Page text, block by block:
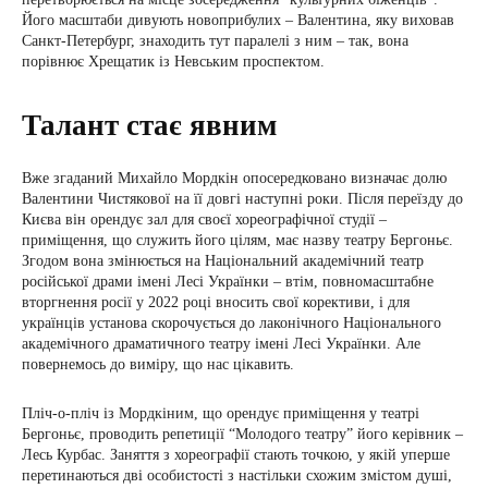
Його масштаби дивують новоприбулих – Валентина, яку виховав
Санкт-Петербург, знаходить тут паралелі з ним – так, вона
порівнює Хрещатик із Невським проспектом.
Талант стає явним
Вже згаданий Михайло Мордкін опосередковано визначає долю
Валентини Чистякової на її довгі наступні роки. Після переїзду до
Києва він орендує зал для своєї хореографічної студії –
приміщення, що служить його цілям, має назву театру Бергоньє.
Згодом вона змінюється на Національний академічний театр
російської драми імені Лесі Українки – втім, повномасштабне
вторгнення росії у 2022 році вносить свої корективи, і для
українців установа скорочується до лаконічного Національного
академічного драматичного театру імені Лесі Українки. Але
повернемось до виміру, що нас цікавить.
Пліч-о-пліч із Мордкіним, що орендує приміщення у театрі
Бергоньє, проводить репетиції “Молодого театру” його керівник –
Лесь Курбас. Заняття з хореографії стають точкою, у якій уперше
перетинаються дві особистості з настільки схожим змістом душі,